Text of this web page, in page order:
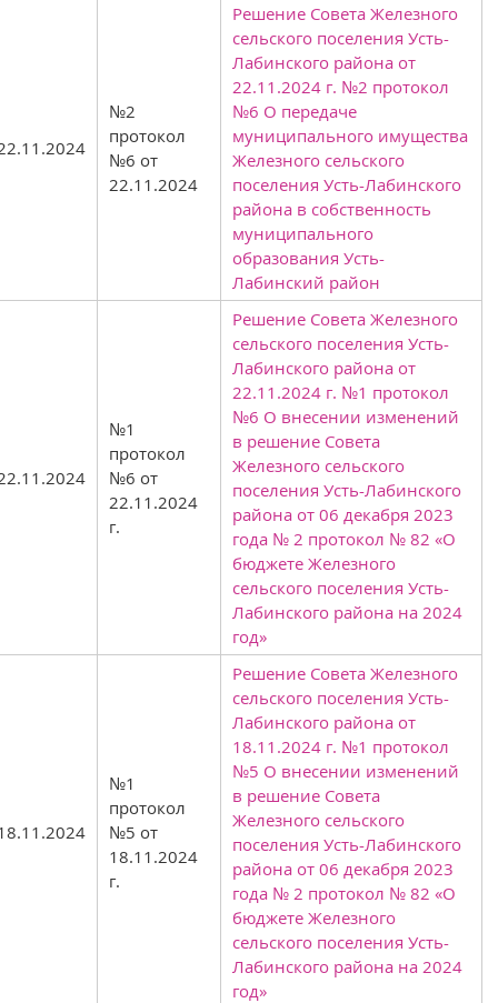
№2
протокол
№6 от
22.11.2024
Решение Совета Железного
сельского поселения Усть-
Лабинского района от
22.11.2024 г. №2 протокол
№6 О передаче
муниципального имущества
Железного сельского
поселения Усть-Лабинского
района в собственность
муниципального
образования Усть-
Лабинский район
№1
протокол
№6 от
22.11.2024
г.
Решение Совета Железного
сельского поселения Усть-
Лабинского района от
22.11.2024 г. №1 протокол
№6 О внесении изменений
в решение Совета
Железного сельского
поселения Усть-Лабинского
района от 06 декабря 2023
года № 2 протокол № 82 «О
бюджете Железного
сельского поселения Усть-
Лабинского района на 2024
год»
№1
протокол
№5 от
18.11.2024
г.
Решение Совета Железного
сельского поселения Усть-
Лабинского района от
18.11.2024 г. №1 протокол
№5 О внесении изменений
в решение Совета
Железного сельского
поселения Усть-Лабинского
района от 06 декабря 2023
года № 2 протокол № 82 «О
бюджете Железного
сельского поселения Усть-
Лабинского района на 2024
год»